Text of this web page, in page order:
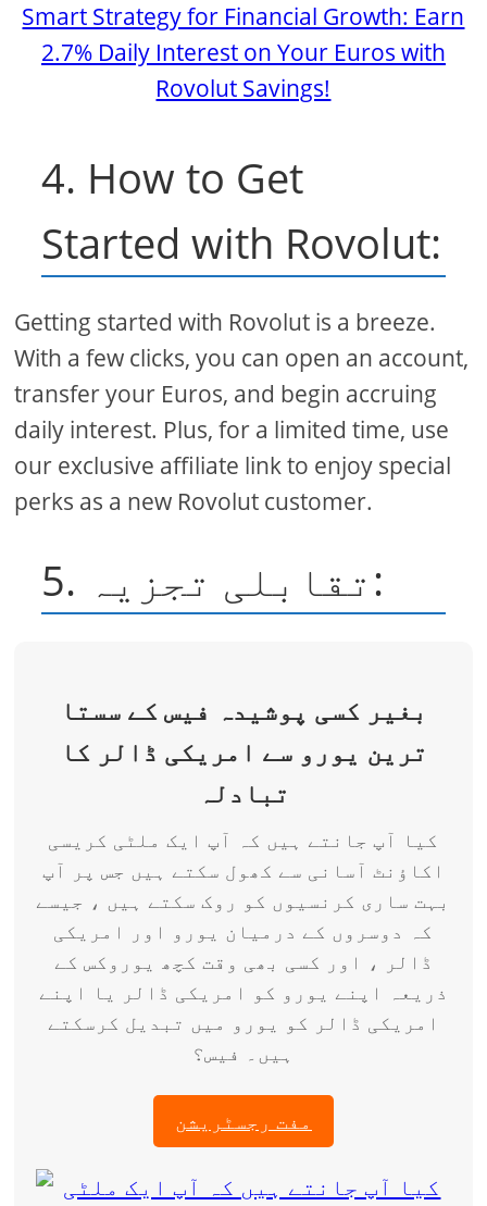
Smart Strategy for Financial Growth: Earn
2.7% Daily Interest on Your Euros with
Rovolut Savings!
4. How to Get
Started with Rovolut:
Getting started with Rovolut is a breeze.
With a few clicks, you can open an account,
transfer your Euros, and begin accruing
daily interest. Plus, for a limited time, use
our exclusive affiliate link to enjoy special
perks as a new Rovolut customer.
5. تقابلی تجزیہ:
بغیر کسی پوشیدہ فیس کے سستا
ترین یورو سے امریکی ڈالر کا
تبادلہ
کیا آپ جانتے ہیں کہ آپ ایک ملٹی کریسی
اکاؤنٹ آسانی سے کھول سکتے ہیں جس پر آپ
بہت ساری کرنسیوں کو روک سکتے ہیں ، جیسے
کہ دوسروں کے درمیان یورو اور امریکی
ڈالر ، اور کسی بھی وقت کچھ یوروکس کے
ذریعہ اپنے یورو کو امریکی ڈالر یا اپنے
امریکی ڈالر کو یورو میں تبدیل کرسکتے
ہیں۔ فیس؟
مفت رجسٹریشن